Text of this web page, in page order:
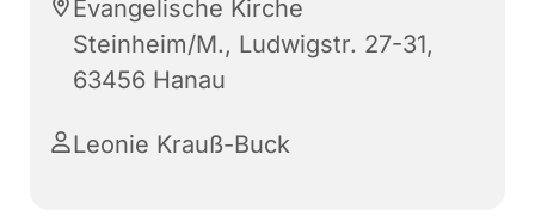
Evangelische Kirche
Steinheim/M., Ludwigstr. 27-31,
63456 Hanau
Leonie Krauß-Buck